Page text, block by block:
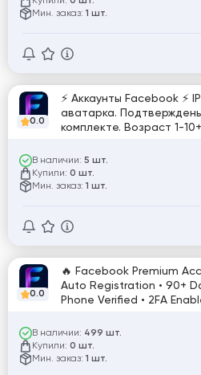
Мин. заказ: 1 шт.
0.0
⚡️ Аккаунты Facebook ⚡️
аватарка.
комплекте. Возраст 1-
В наличии: 5 шт.
Купили: 0 шт.
Мин. заказ: 1 шт.
0.0
🔥 Facebook Premium
Auto Registration • 90+
Phone Verified • 2FA
В наличии: 499 шт.
Купили: 0 шт.
Мин. заказ: 1 шт.